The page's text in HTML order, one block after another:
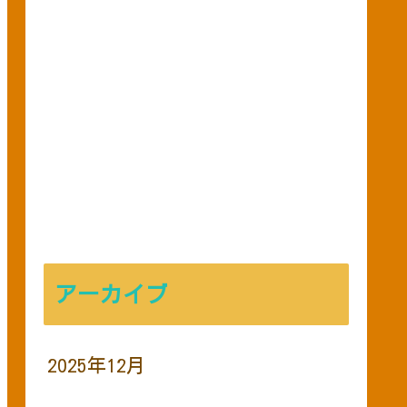
アーカイブ
2025年12月